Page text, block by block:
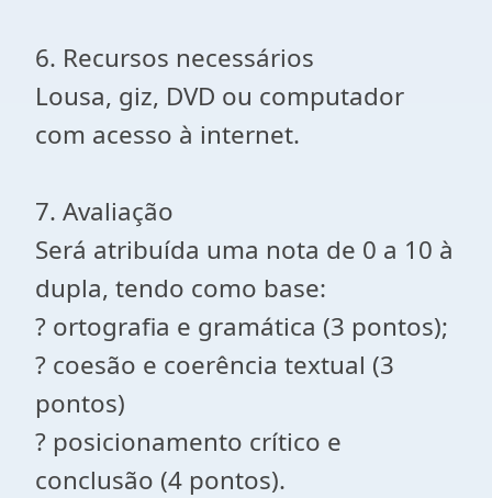
6. Recursos necessários
Lousa, giz, DVD ou computador
com acesso à internet.
7. Avaliação
Será atribuída uma nota de 0 a 10 à
dupla, tendo como base:
? ortografia e gramática (3 pontos);
? coesão e coerência textual (3
pontos)
? posicionamento crítico e
conclusão (4 pontos).